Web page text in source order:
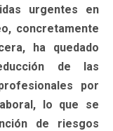
urgentes en
concretamente
ha quedado
de las
por
lo que se
de riesgos